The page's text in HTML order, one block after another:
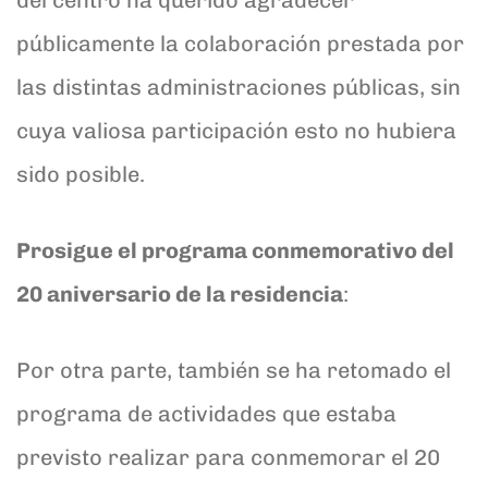
públicamente la colaboración prestada por
las distintas administraciones públicas, sin
cuya valiosa participación esto no hubiera
sido posible.
Prosigue el programa conmemorativo del
20 aniversario de la residencia:
Por otra parte, también se ha retomado el
programa de actividades que estaba
previsto realizar para conmemorar el 20